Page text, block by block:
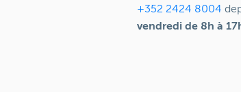
+352 2424 8004
vendredi de 8h à